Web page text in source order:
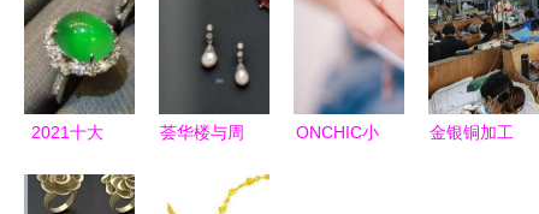
的多元商机
2021十大
TOP排行榜
荟华楼与周
首饰零售品
ONCHIC小
金银铜加工